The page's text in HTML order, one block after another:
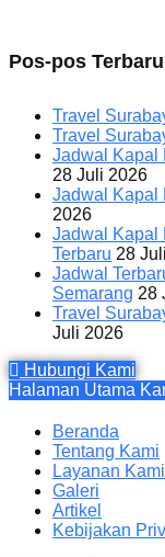
Pos-pos Terbaru
Travel
Travel
Jadwal Kapal
28 Juli 2026
Jadwal Kapal
2026
Jadwal Kapal
Terbaru 28
Jadwal
Semarang 28
Travel
Juli 2026
Hubungi Kami
Halaman Utama
Beranda
Tentang Kami
Layanan Kami
Galeri
Artikel
Kebijakan